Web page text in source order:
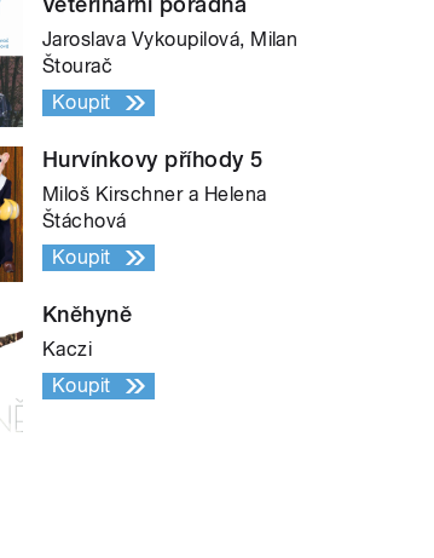
Jaroslava Vykoupilová, Milan
Štourač
Koupit
Hurvínkovy příhody 5
Miloš Kirschner a Helena
Štáchová
Koupit
Kněhyně
Kaczi
Koupit